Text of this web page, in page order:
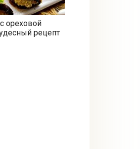
ореховой
рецепт